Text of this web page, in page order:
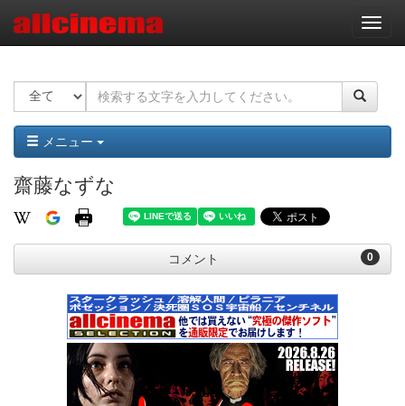
ナ
ビ
ー
ョ
ン
メニュー
齋藤なずな
0
コメント